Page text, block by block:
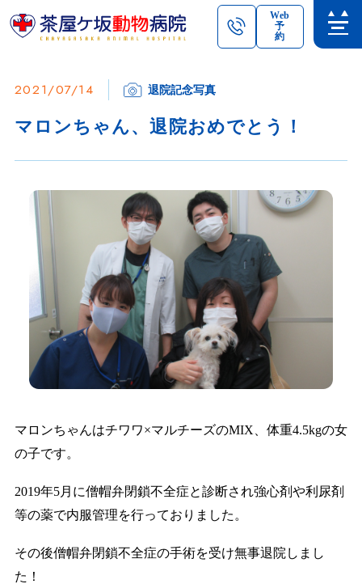
Web
予
約
2021/07/14 退院記念写真
マロンちゃん、退院おめでとう！
マロンちゃんはチワワ×マルチーズのMIX、体重4.5kgの女
の子です。
2019年5月に僧帽弁閉鎖不全症と診断され強心剤や利尿剤
等の薬で内服管理を行っておりました。
その後僧帽弁閉鎖不全症の手術を受け無事退院しまし
た！